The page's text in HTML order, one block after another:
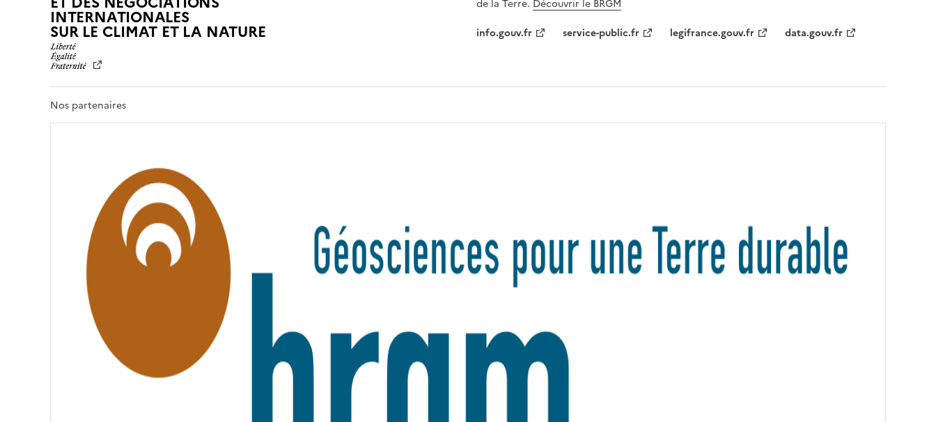
INTERNATIONALES
SUR LE CLIMAT ET LA NATUREL
R
É
R
R
N
T
de la Terre. Découvrir le BRGM
info.gouv.fr
service-public.fr legifrance.gouv.fr data.gouv.fr
Nos partenaires